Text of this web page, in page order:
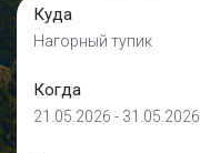
Куда
Нагорный тупик
Когда
21.05.2026 - 31.05.2026